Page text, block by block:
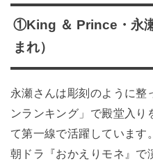
①King ＆ Prince・永
まれ）
永瀬さんは彫刻のように整
ンランキング」で殿堂入り
て第一線で活躍していま
朝ドラ『おかえりモネ』で